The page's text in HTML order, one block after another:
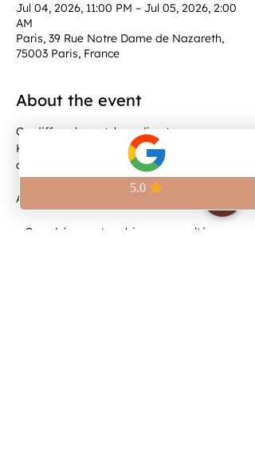
Jul 04, 2026, 11:00 PM – Jul 05, 2026, 2:00
AM
Paris, 39 Rue Notre Dame de Nazareth,
75003 Paris, France
About the event
On diffuse le match en direct au
Kilomètre Zéro, à deux pas de la Place
de la République.
Au programme :
– Grand écran et ambiance survoltée